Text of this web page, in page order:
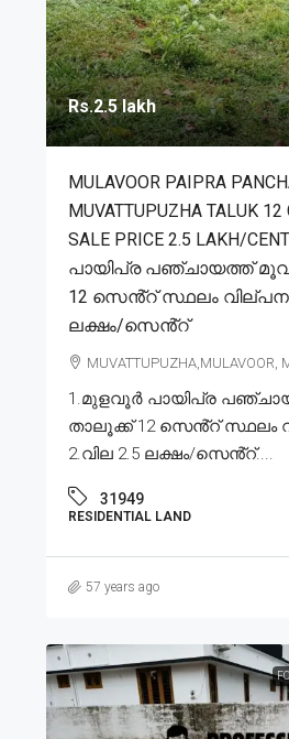
Rs.2.5 lakh
MULAVOOR PAIPRA
MUVATTUPUZHA TALUK 12
SALE PRICE 2.5 LAKH/
പായിപ്ര പഞ്ചായത്ത്
12 സെൻ്റ് സ്ഥലം
ലക്ഷം/സെൻ്റ്
MUVATTUPUZHA,MULAVOOR,
1.മുളവൂർ പായിപ്ര
താലൂക്ക് 12 സെൻ്റ് സ്ഥലം
2.വില 2.5 ലക്ഷം/സെൻ്റ്....
31949
RESIDENTIAL LAND
57 years ago